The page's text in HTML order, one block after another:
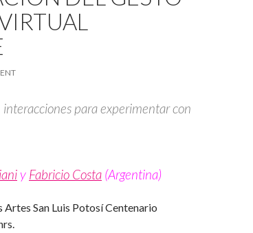
para experimentar con
y Fabricio Costa (Argentina)
Artes San Luis Potosí Centenario